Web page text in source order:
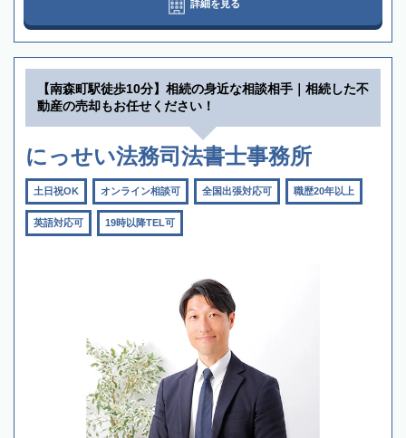
詳細を見る
【南森町駅徒歩10分】相続の身近な相談相手｜相続した不
動産の売却もお任せください！
にっせい法務司法書士事務所
土日祝OK オンライン相談可 全国出張対応可 職歴20年以上
英語対応可 19時以降TEL可